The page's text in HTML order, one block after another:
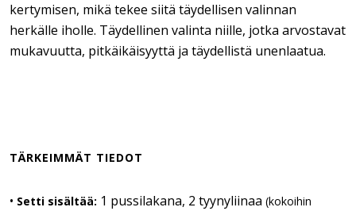
kertymisen, mikä tekee siitä täydellisen valinnan
herkälle iholle. Täydellinen valinta niille, jotka arvostavat
mukavuutta, pitkäikäisyyttä ja täydellistä unenlaatua.
TÄRKEIMMÄT TIEDOT
• Setti sisältää: 1 pussilakana, 2 tyynyliinaa (kokoihin